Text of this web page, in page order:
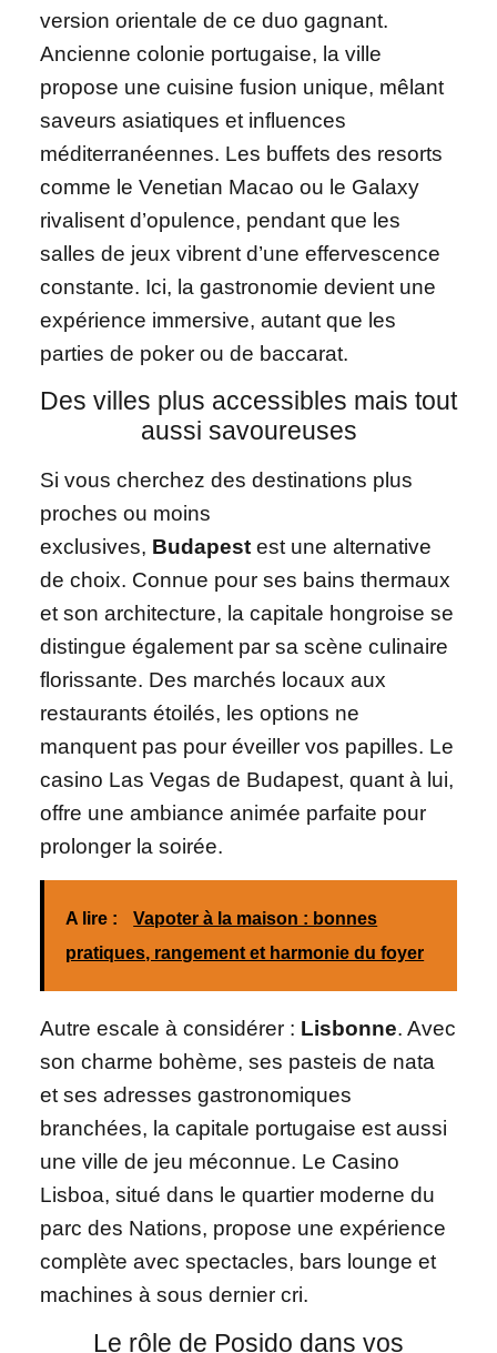
version orientale de ce duo gagnant.
Ancienne colonie portugaise, la ville
propose une cuisine fusion unique, mêlant
saveurs asiatiques et influences
méditerranéennes. Les buffets des resorts
comme le Venetian Macao ou le Galaxy
rivalisent d’opulence, pendant que les
salles de jeux vibrent d’une effervescence
constante. Ici, la gastronomie devient une
expérience immersive, autant que les
parties de poker ou de baccarat.
Des villes plus accessibles mais tout
aussi savoureuses
Si vous cherchez des destinations plus
proches ou moins
exclusives, Budapest est une alternative
de choix. Connue pour ses bains thermaux
et son architecture, la capitale hongroise se
distingue également par sa scène culinaire
florissante. Des marchés locaux aux
restaurants étoilés, les options ne
manquent pas pour éveiller vos papilles. Le
casino Las Vegas de Budapest, quant à lui,
offre une ambiance animée parfaite pour
prolonger la soirée.
A lire :
Vapoter à la maison : bonnes
pratiques, rangement et harmonie du foyer
Autre escale à considérer : Lisbonne. Avec
son charme bohème, ses pasteis de nata
et ses adresses gastronomiques
branchées, la capitale portugaise est aussi
une ville de jeu méconnue. Le Casino
Lisboa, situé dans le quartier moderne du
parc des Nations, propose une expérience
complète avec spectacles, bars lounge et
machines à sous dernier cri.
Le rôle de Posido dans vos